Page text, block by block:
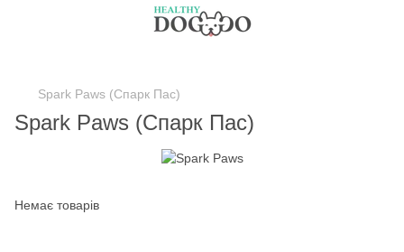
Spark Paws (Спарк Пас)
Spark Paws (Спарк Пас)
Немає товарів